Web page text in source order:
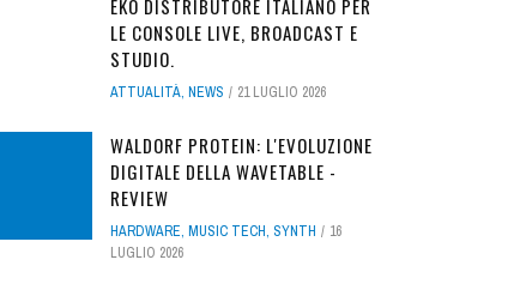
EKO DISTRIBUTORE ITALIANO PER
LE CONSOLE LIVE, BROADCAST E
STUDIO.
ATTUALITÀ, NEWS 21 LUGLIO 2026
WALDORF PROTEIN: L'EVOLUZIONE
DIGITALE DELLA WAVETABLE -
REVIEW
HARDWARE, MUSIC TECH, SYNTH
16
LUGLIO 2026